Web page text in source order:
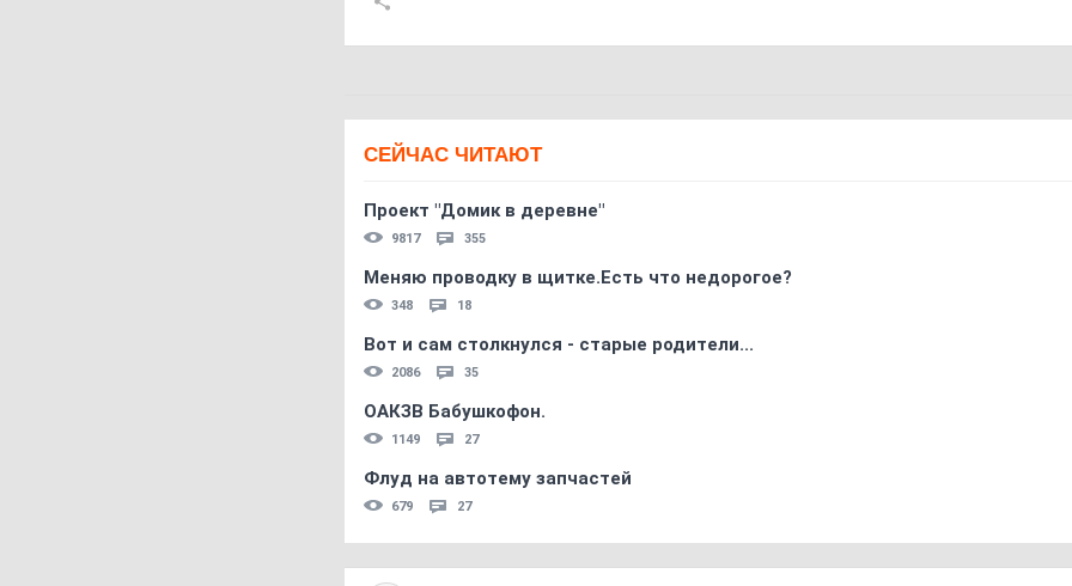
СЕЙЧАС ЧИТАЮТ
Проект "Домик в деревне"
9817 355
Меняю проводку в щитке.Есть что недорогое?
348 18
Вот и сам столкнулся - старые родители...
2086 35
ОАКЗВ Бабушкофон.
1149 27
Флуд на автотему запчастей
679 27